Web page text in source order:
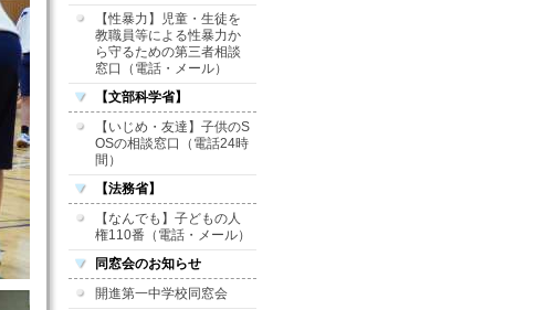
【性暴力】児童・生徒を
教職員等による性暴力か
ら守るための第三者相談
窓口（電話・メール）
【文部科学省】
【いじめ・友達】子供のS
OSの相談窓口（電話24時
間）
【法務省】
【なんでも】子どもの人
権110番（電話・メール）
同窓会のお知らせ
開進第一中学校同窓会